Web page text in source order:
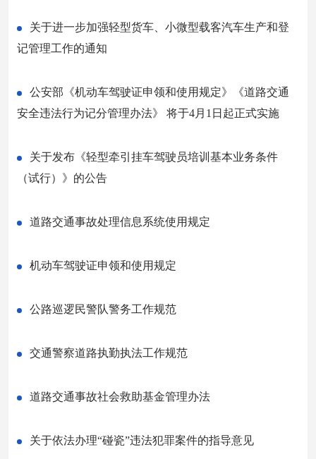
关于进一步加强轻型货车、小微型载客汽车生产和登
记管理工作的通知
公安部《机动车驾驶证申领和使用规定》《道路交通
安全违法行为记分管理办法》 将于4月1日起正式实施
关于发布《轻型牵引挂车驾驶员培训基本业务条件
（试行）》的公告
道路交通事故处理信息系统使用规定
机动车驾驶证申领和使用规定
公路巡逻民警队警务工作规范
交通警察道路执勤执法工作规范
道路交通事故社会救助基金管理办法
关于依法办理“碰瓷”违法犯罪案件的指导意见